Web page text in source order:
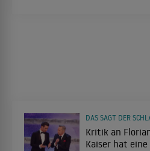
Kritik an
Kaiser hat
DAS SAGT DER